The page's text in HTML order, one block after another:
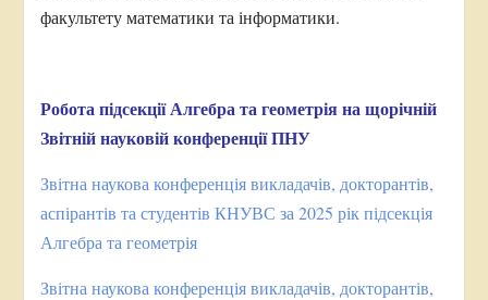
факультету математики та інформатики.
Робота підсекції Алгебра та геометрія на щорічній
Звітній науковій конференції ПНУ
Звітна наукова конференція викладачів, докторантів,
аспірантів та студентів КНУВС за 2025 рік підсекція
Алгебра та геометрія
Звітна наукова конференція викладачів, докторантів,